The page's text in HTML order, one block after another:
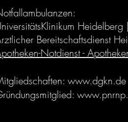
Bereitschaftsdienst
Notdienst -
www.dgkn.de